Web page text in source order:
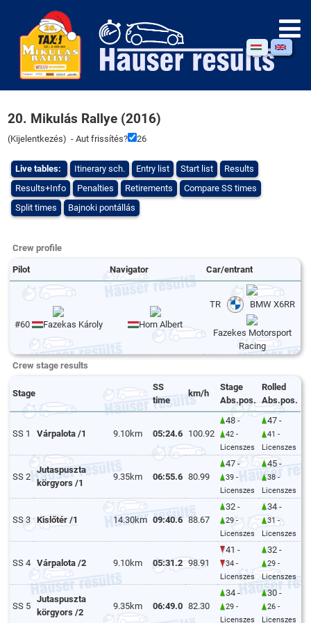
20. Mikulás Rallye (2016)
(Kijelentkezés) - Aut frissítés? 26
Live tables: Itinerary sch. Entry list Start list
Results
Results+Info
Penalties Retirements
Compare SS times
Split times
Bajnoki pontállás
Crew profile
Pilot Navigator Car/entrant
#60 Fazekas Károly Horn Albert
TR BMW X6RR
Fazekes Motorsport
Racing
Crew stage results
Stage
SS
time
km/h
Stage
Abs.pos.
Rolled
Abs.pos.
SS 1 Várpalota /1 9.10km 05:24.6 100.92
48 -
42 -
Licenszes
47 -
41 -
Licenszes
SS 2
Jutaspuszta
körgyors /1
9.35km 06:55.6 80.99
47 -
39 -
Licenszes
45 -
38 -
Licenszes
SS 3 Kislőtér /1 14.30km 09:40.6 88.67
32 -
29 -
Licenszes
34 -
31 -
Licenszes
SS 4 Várpalota /2 9.10km 05:31.2 98.91
41 -
34 -
Licenszes
32 -
29 -
Licenszes
SS 5
Jutaspuszta
körgyors /2
9.35km 06:49.0 82.30
34 -
29 -
Licenszes
30 -
26 -
Licenszes